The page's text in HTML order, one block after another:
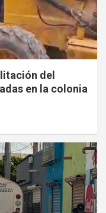
del
en la colonia